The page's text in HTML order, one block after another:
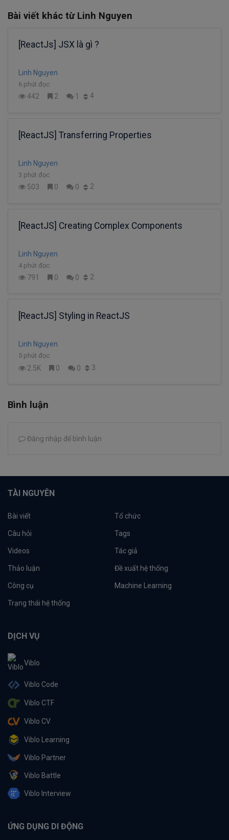
Bài viết khác từ Linh Nguyen
[ReactJs] JSX là gì ?
Linh Nguyen
6 phút đọc
442 2 1 4
[ReactJS] Transferring Properties
Linh Nguyen
3 phút đọc
503 0 0 2
[ReactJS] Creating Complex Components
Linh Nguyen
4 phút đọc
791 0 0 2
[ReactJS] Styling in ReactJS
Linh Nguyen
5 phút đọc
2.5K 0 0 3
Bình luận
Đăng nhập để bình luận
TÀI NGUYÊN
Bài viết Tổ chức
Câu hỏi Tags
Videos Tác giả
Thảo luận Đề xuất hệ thống
Công cụ Machine Learning
Trạng thái hệ thống
DỊCH VỤ
Viblo
Viblo Code
Viblo CTF
Viblo CV
Viblo Learning
Viblo Partner
Viblo Battle
Viblo Interview
ỨNG DỤNG DI ĐỘNG